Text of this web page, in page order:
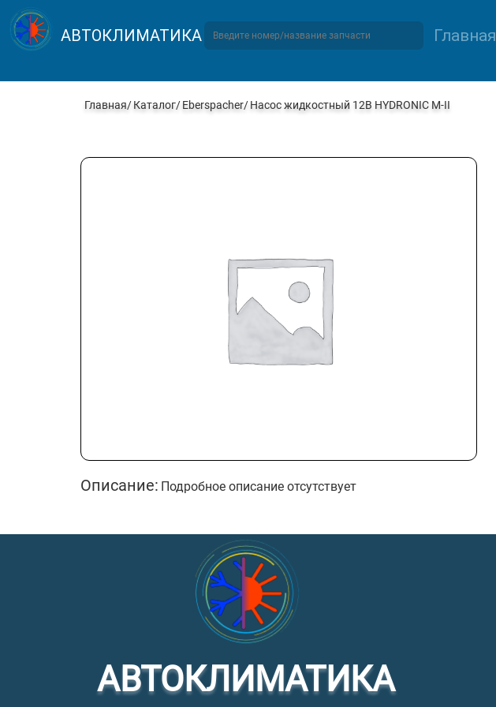
АВТОКЛИМАТИКА Главная
Главная Каталог Eberspacher Насос жидкостный 12В HYDRONIC M-II
Описание: Подробное описание отсутствует
АВТОКЛИМАТИКА